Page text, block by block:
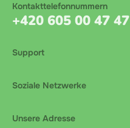
Kontakttelefonnummern
+420 605 00 47 47
Support
Soziale Netzwerke
Unsere Adresse